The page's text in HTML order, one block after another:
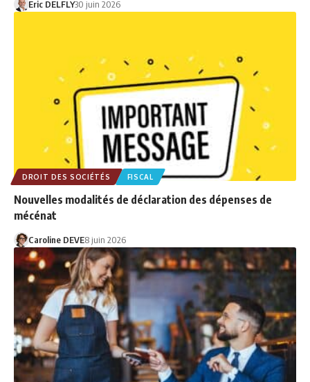
Eric DELFLY30 juin 2026
DROIT DES SOCIÉTÉS FISCAL
Nouvelles modalités de déclaration des dépenses de
mécénat
Caroline DEVE8 juin 2026